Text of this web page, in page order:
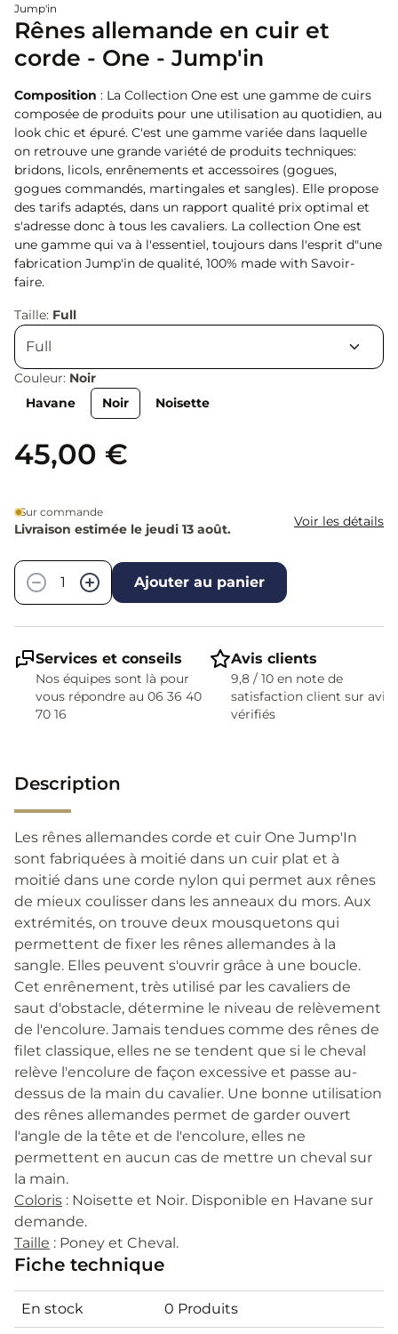
Jump'in
Rênes allemande en cuir et
corde - One - Jump'in
Composition : La Collection One est une gamme de cuirs
composée de produits pour une utilisation au quotidien, au
look chic et épuré. C'est une gamme variée dans laquelle
on retrouve une grande variété de produits techniques:
bridons, licols, enrênements et accessoires (gogues,
gogues commandés, martingales et sangles). Elle propose
des tarifs adaptés, dans un rapport qualité prix optimal et
s'adresse donc à tous les cavaliers. La collection One est
une gamme qui va à l'essentiel, toujours dans l'esprit d"une
fabrication Jump'in de qualité, 100% made with Savoir-
faire.
Taille: Full
Couleur: Noir
Havane
Noir Noisette
45,00 €
Sur commande
Livraison estimée le jeudi 13 août. Voir les détails
−
+ Ajouter au panier
Services et conseils
Nos équipes sont là pour
vous répondre au 06 36 40
70 16
Avis clients
9,8 / 10 en note de
satisfaction client sur avis
vérifiés
Description
Les rênes allemandes corde et cuir One Jump'In
sont fabriquées à moitié dans un cuir plat et à
moitié dans une corde nylon qui permet aux rênes
de mieux coulisser dans les anneaux du mors. Aux
extrémités, on trouve deux mousquetons qui
permettent de fixer les rênes allemandes à la
sangle. Elles peuvent s'ouvrir grâce à une boucle.
Cet enrênement, très utilisé par les cavaliers de
saut d'obstacle, détermine le niveau de relèvement
de l'encolure. Jamais tendues comme des rênes de
filet classique, elles ne se tendent que si le cheval
relève l'encolure de façon excessive et passe au-
dessus de la main du cavalier. Une bonne utilisation
des rênes allemandes permet de garder ouvert
l'angle de la tête et de l'encolure, elles ne
permettent en aucun cas de mettre un cheval sur
la main.
Coloris : Noisette et Noir. Disponible en Havane sur
demande.
Taille : Poney et Cheval.
Fiche technique
En stock 0 Produits